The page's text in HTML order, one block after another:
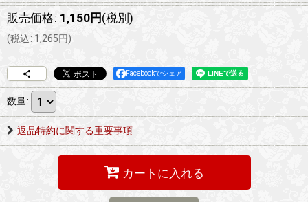
販売価格: 1,150円 (税別)
(税込: 1,265円)
Facebookでシェア
数量:
返品特約に関する重要事項
カートに入れる